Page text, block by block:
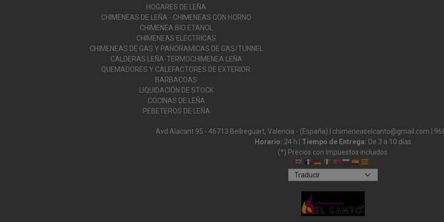
HOGARES DE LEÑA
CHIMENEAS DE LEÑA - CHIMENEAS CON HORNO
CHIMENEA BIO ETANOL
CHIMENEAS ELECTRICAS
CHIMENEAS DE GAS Y PANORAMICAS DE GAS/TUNNEL
CALDERAS LEÑA-TERMOCHIMENEA LEÑA
QUEMADORES Y CALEFACTORES DE EXTERIOR.
BARBACOAS
LIQUIDACIÓN DE STOCK
COCINAS DE LEÑA
PEBETEROS DE LEÑA
Avd Alacant 95 - 46713 Bellreguart, Valencia - (España) | chimeneaselcanto@gmail.com |
Horario: 24 h | Tiempo de Entrega: De 3 a 10 días
(*) Precios con Impuestos incluidos